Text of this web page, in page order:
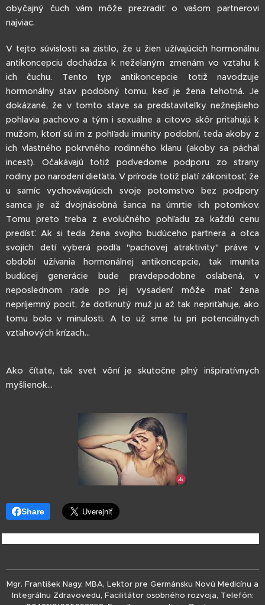
obyčajný čuch vám môže prezradiť o vašom partnerovi
najviac.
V tejto súvislosti sa zistilo, že u žien užívajúcich hormonálnu
antikoncepciu dochádza k neželaným zmenám vo vzťahu k
ich čuchu. Tento typ antikoncepcie totiž navodzuje
hormonálny stav podobný tomu, keď je žena tehotná. Je
dokázané, že v tomto stave sa predstaviteľky nežnejšieho
pohlavia pachovo a tým i sexuálne a citovo skôr priťahujú k
mužom, ktorí sú im z pohľadu imunity podobní, teda akoby z
ich vlastného pokrvného rodinného klanu (akoby sa páchal
incest). Očakávajú totiž podvedome podporu zo strany
rodiny po narodení dieťaťa. V prírode totiž platí zákonitosť, že
u samíc vychovávajúcich svoje potomstvo bez podpory
samca je až dvojnásobná šanca na úmrtie ich potomkov.
Tomu preto treba z evolučného pohľadu za každú cenu
predísť. Ak si teda žena svojho budúceho partnera a otca
svojich detí vyberá podľa "pachovej atraktivity" práve v
období užívania hormonálnej antikoncepcie, tak imunita
budúcej generácie bude pravdepodobne oslabená, v
neposlednom rade po jej vysadení môže mať žena
nepríjemný pocit, že dotknutý muž ju až tak nepriťahuje, ako
tomu bolo v minulosti. A to už sme tu pri potenciálnych
vzťahových krízach...
Ako čítate, tak svet vôní je skutočne plný inšpiratívnych
myšlienok...
Share
Mgr. František Nagy, MBA, Lektor pre Germánsku Novú Medicínu a
Integrálnu Zdravovedu, Facilitátor osobného rozvoja, Telefón: